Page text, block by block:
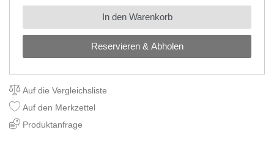
Reservieren & Abholen
In den Warenkorb
Auf die Vergleichsliste
Auf den Merkzettel
Produktanfrage